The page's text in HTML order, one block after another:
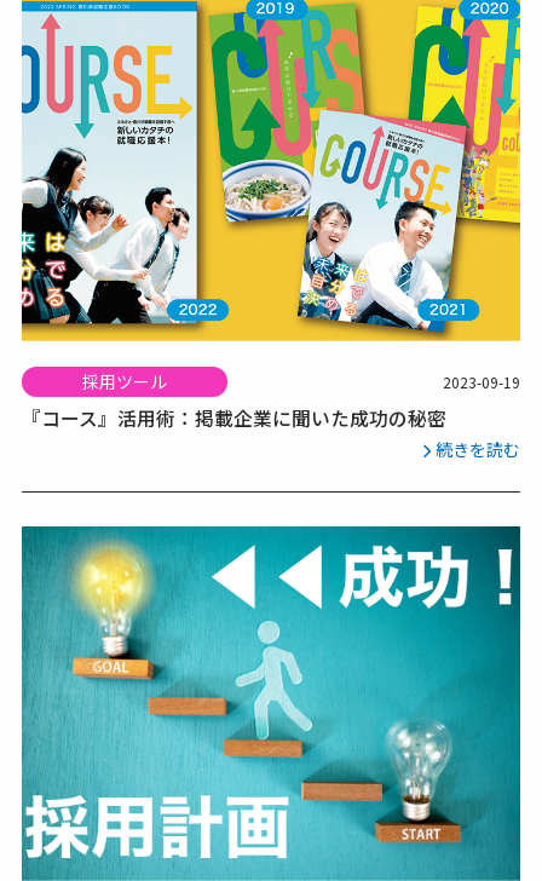
採用ツール 2023-09-19
『コース』活用術：掲載企業に聞いた成功の秘密
続きを読む